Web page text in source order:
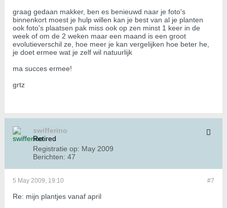
graag gedaan makker, ben es benieuwd naar je foto's
binnenkort moest je hulp willen kan je best van al je planten
ook foto's plaatsen pak miss ook op zen minst 1 keer in de
week of om de 2 weken maar een maand is een groot
evolutieverschil ze, hoe meer je kan vergelijken hoe beter he,
je doet ermee wat je zelf wil natuurlijk
ma succes ermee!
grtz
swifferino
Retired
Registratie op: May 2009
Berichten: 47
#7
5 May 2009, 19:10
Re: mijn plantjes vanaf april